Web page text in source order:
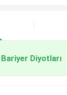
Diyotları